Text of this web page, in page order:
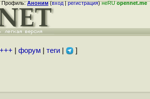
Профиль:Аноним(вход|регистрация)неRUopennet.me
форум| теги| ]